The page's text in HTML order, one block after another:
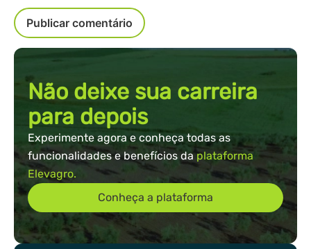
Não deixe sua carreira
para depois
Experimente agora e conheça todas as
funcionalidades e benefícios daplataforma
Elevagro.
Conheça a plataforma